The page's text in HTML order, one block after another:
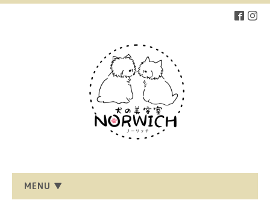
MENU ▼